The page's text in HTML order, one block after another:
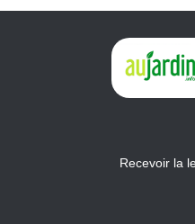
Recevoir la